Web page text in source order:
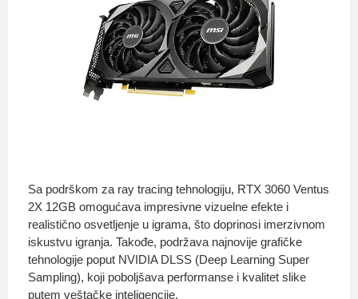
Sa podrškom za ray tracing tehnologiju, RTX 3060 Ventus
2X 12GB omogućava impresivne vizuelne efekte i
realistično osvetljenje u igrama, što doprinosi imerzivnom
iskustvu igranja. Takođe, podržava najnovije grafičke
tehnologije poput NVIDIA DLSS (Deep Learning Super
Sampling), koji poboljšava performanse i kvalitet slike
putem veštačke inteligencije.